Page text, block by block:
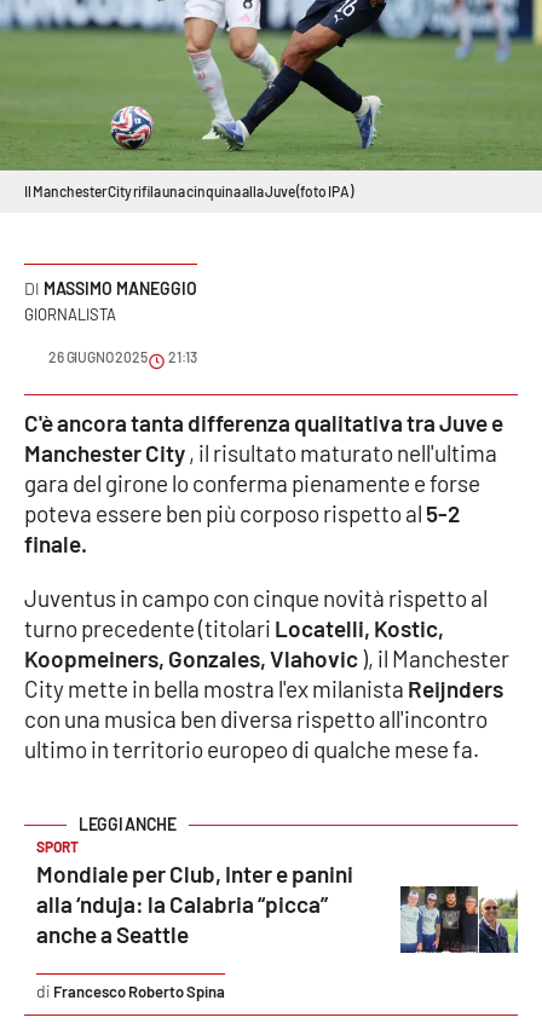
Italia Mondo
Sport
Podcast
Editoriali
VIDEO
Ambiente
Cronaca
Cultura
Economia e Lavoro
Sanità
Società
Sport
Il Manchester City rifila una cinquina alla Juve (foto IPA)
MASSIMO MANEGGIO
GIORNALISTA
26 GIUGNO 2025 21:13
C'è ancora tanta differenza qualitativa tra Juve e
Manchester City, il risultato maturato nell'ultima
gara del girone lo conferma pienamente e forse
poteva essere ben più corposo rispetto al 5-2
finale.
Juventus in campo con cinque novità rispetto al
turno precedente (titolari Locatelli, Kostic,
Koopmeiners, Gonzales, Vlahovic), il Manchester
City mette in bella mostra l'ex milanista Reijnders
con una musica ben diversa rispetto all'incontro
ultimo in territorio europeo di qualche mese fa.
SPORT
Mondiale per Club, Inter e panini
alla ‘nduja: la Calabria “picca”
anche a Seattle
Francesco Roberto Spina